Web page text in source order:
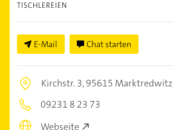
TISCHLEREIEN
E-Mail Chat starten
Kirchstr. 3,95615 Marktredwitz
09231 8 23 73
Webseite